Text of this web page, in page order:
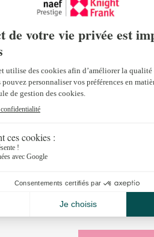
13, 2020
la dernière étude de
– édition Juillet 2020.
les défis à court terme, les
européens de
l’étude